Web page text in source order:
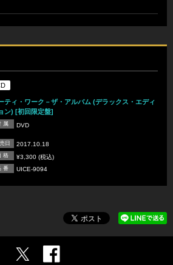
ティ・ワーク－ザ・アルバム (デラックス・エディ
ン) [初回限定盤]
属 DVD
日 2017.10.18
格 ¥3,300 (税込)
番 UICE-9094